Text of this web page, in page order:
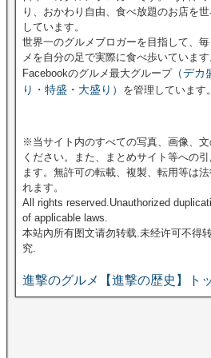
り、おかわり自由、食べ放題のお店を
しています。
世界一のグルメブロガーを目指して、
メを自分の足で実際に食べ歩いています
Facebookのグルメ最大グループ（デカ
り・特盛・大盛り） を管理しています。
※当サイト内のすべての写真、画像、
ください。また、まとめサイト等への
ます。無許可の転載、複製、転用等は
れます。
All rights reserved.Unauthorized
of applicable laws.
本站內所有图文请勿转载.未经许可不得
究.
進撃のグルメ【進撃の歴史】ト